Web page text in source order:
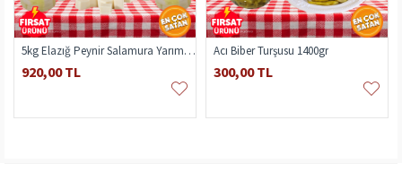
5kg Elazığ Peynir Salamura Yarım Yağlı
920,00 TL
Acı Biber Turşusu 1400gr
300,00 TL